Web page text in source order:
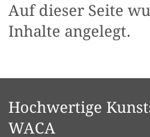
Auf dieser Seite
Inhalte angelegt.
Hochwertige
WACA